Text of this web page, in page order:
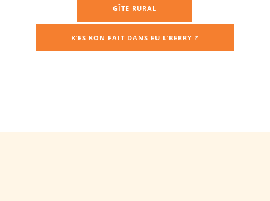
GÎTE RURAL
K’ES KON FAIT DANS EU L’BERRY ?